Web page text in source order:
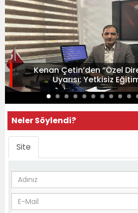
Kenan Çetin’den “Özel
Uyarısı: Yetkisiz
Neler Söylendi?
Site